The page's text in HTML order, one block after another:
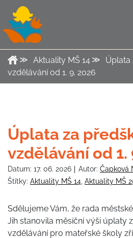
Aktuality MŠ 14
Úplata
vzdělávání od 1. 9. 2026
Úplata za
vzdělávání od 1.
Datum: 17. 06. 2026 Autor: Čapková
Štítky: Aktuality MŠ 14 Aktuality MŠ
Sdělujeme Vám, že rada
Jih stanovila měsíční výši úplaty
vzdělávání pro mateřské školy